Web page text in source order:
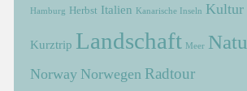
Hamburg Herbst Italien Kanarische Inseln Kultur
Kurztrip Landschaft Meer
Norway Norwegen Radtour